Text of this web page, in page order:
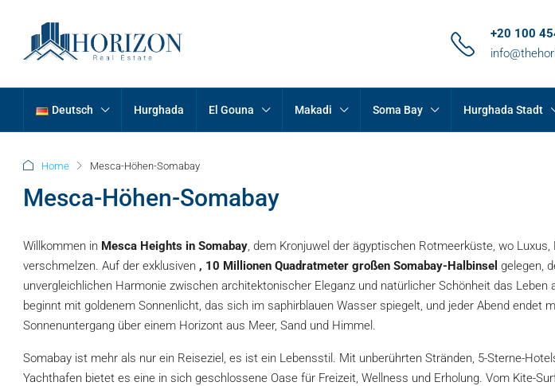
+20 100
Deutsch Hurghada El Gouna Makadi Soma Bay Hurghada Stadt
Home Mesca-Höhen-Somabay
Mesca-Höhen-Somabay
Willkommen in Mesca Heights in Somabay, dem Kronjuwel der ägyptischen Rotmeerküste, wo
verschmelzen. Auf der exklusiven , 10 Millionen Quadratmeter großen Somabay-Halbinsel gelegen,
unvergleichlichen Harmonie zwischen architektonischer Eleganz und natürlicher Schönheit das Leben
beginnt mit goldenem Sonnenlicht, das sich im saphirblauen Wasser spiegelt, und jeder Abend endet
Sonnenuntergang über einem Horizont aus Meer, Sand und Himmel.
Somabay ist mehr als nur ein Reiseziel, es ist ein Lebensstil. Mit unberührten Stränden, 5-Sterne-
Yachthafen bietet es eine in sich geschlossene Oase für Freizeit, Wellness und Erholung. Vom Kite-